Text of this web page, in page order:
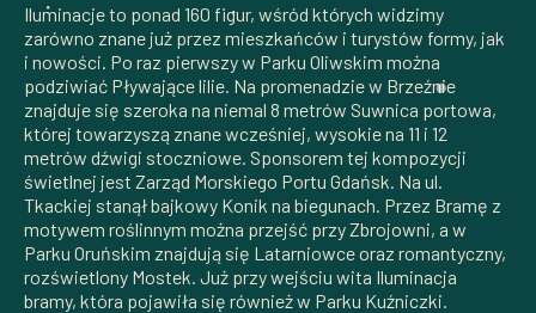
Iluminacje to ponad 160 figur, wśród których widzimy
zarówno znane już przez mieszkańców i turystów formy, jak
i nowości. Po raz pierwszy w Parku Oliwskim można
podziwiać Pływające lilie. Na promenadzie w Brzeźnie
znajduje się szeroka na niemal 8 metrów Suwnica portowa,
której towarzyszą znane wcześniej, wysokie na 11 i 12
metrów dźwigi stoczniowe. Sponsorem tej kompozycji
świetlnej jest Zarząd Morskiego Portu Gdańsk. Na ul.
Tkackiej stanął bajkowy Konik na biegunach. Przez Bramę z
motywem roślinnym można przejść przy Zbrojowni, a w
Parku Oruńskim znajdują się Latarniowce oraz romantyczny,
rozświetlony Mostek. Już przy wejściu wita Iluminacja
bramy, która pojawiła się również w Parku Kuźniczki.